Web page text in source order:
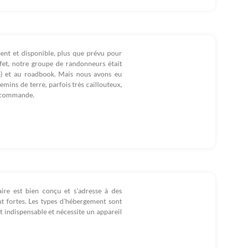
et disponible, plus que prévu pour
notre groupe de randonneurs était
et au roadbook. Mais nous avons eu
de terre, parfois très caillouteux,
est bien conçu et s'adresse à des
fortes. Les types d'hébergement sont
et nécessite un appareil